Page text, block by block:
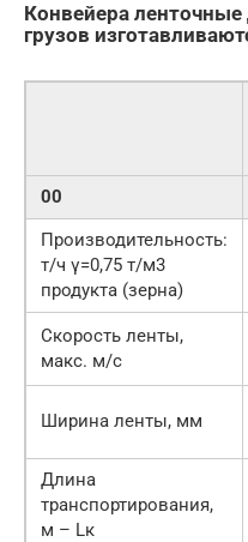
Конвейера
грузов
00
Производительность:
т/ч γ=0,75 т/м3
продукта (зерна)
Скорость ленты,
макс. м/с
Ширина ленты, мм
Длина
транспортирования,
м – Lк